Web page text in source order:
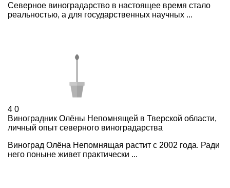
Северное виноградарство в настоящее время стало
реальностью, а для государственных научных ...
4 0
Виноградник Олёны Непомнящей в Тверской области,
личный опыт северного виноградарства
Виноград Олёна Непомнящая растит с 2002 года. Ради
него поныне живет практически ...